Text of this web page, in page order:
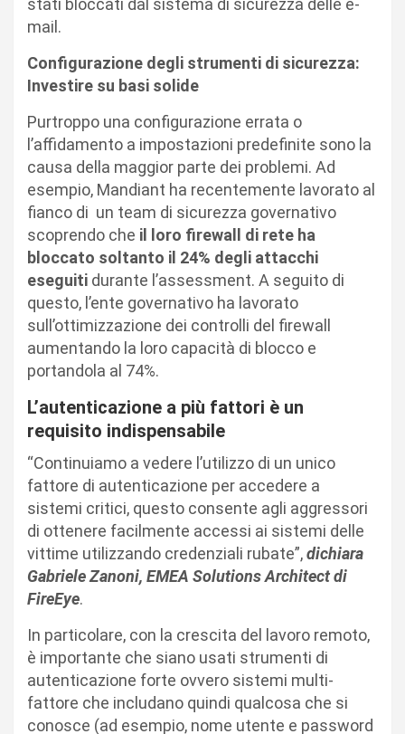
stati bloccati dal sistema di sicurezza delle e-
mail.
Configurazione degli strumenti di sicurezza:
Investire su basi solide
Purtroppo una configurazione errata o
l’affidamento a impostazioni predefinite sono la
causa della maggior parte dei problemi. Ad
esempio, Mandiant ha recentemente lavorato al
fianco di un team di sicurezza governativo
scoprendo che il loro firewall di rete ha
bloccato soltanto il 24% degli attacchi
eseguiti durante l’assessment. A seguito di
questo, l’ente governativo ha lavorato
sull’ottimizzazione dei controlli del firewall
aumentando la loro capacità di blocco e
portandola al 74%.
L’autenticazione a più fattori è un
requisito indispensabile
“Continuiamo a vedere l’utilizzo di un unico
fattore di autenticazione per accedere a
sistemi critici, questo consente agli aggressori
di ottenere facilmente accessi ai sistemi delle
vittime utilizzando credenziali rubate”,dichiara
Gabriele Zanoni, EMEA Solutions Architect di
FireEye.
In particolare, con la crescita del lavoro remoto,
è importante che siano usati strumenti di
autenticazione forte ovvero sistemi multi-
fattore che includano quindi qualcosa che si
conosce (ad esempio, nome utente e password